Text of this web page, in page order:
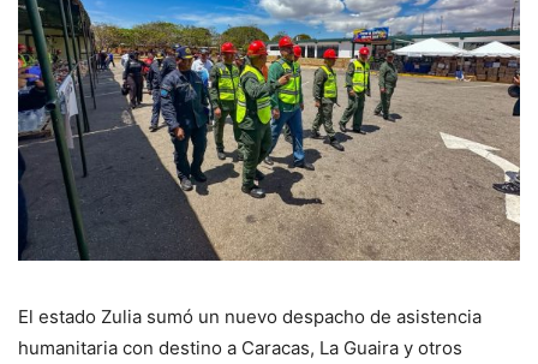
El estado Zulia sumó un nuevo despacho de asistencia
humanitaria con destino a Caracas, La Guaira y otros